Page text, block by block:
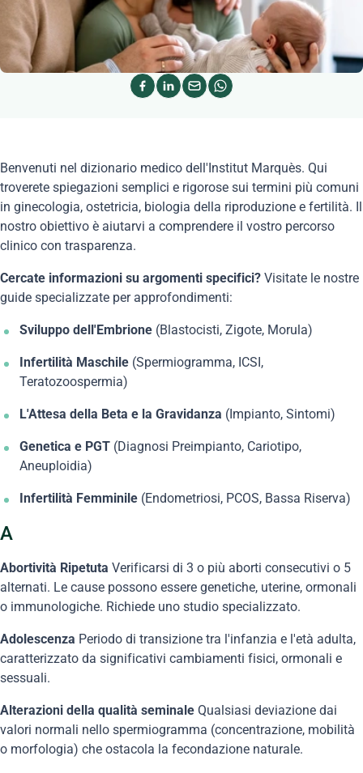
Benvenuti nel dizionario medico dell'Institut Marquès. Qui
troverete spiegazioni semplici e rigorose sui termini più comuni
in ginecologia, ostetricia, biologia della riproduzione e fertilità. Il
nostro obiettivo è aiutarvi a comprendere il vostro percorso
clinico con trasparenza.
Cercate informazioni su argomenti specifici? Visitate le nostre
guide specializzate per approfondimenti:
Sviluppo dell'Embrione (Blastocisti, Zigote, Morula)
Infertilità Maschile (Spermiogramma, ICSI,
Teratozoospermia)
L'Attesa della Beta e la Gravidanza (Impianto, Sintomi)
Genetica e PGT (Diagnosi Preimpianto, Cariotipo,
Aneuploidia)
Infertilità Femminile (Endometriosi, PCOS, Bassa Riserva)
A
Abortività Ripetuta Verificarsi di 3 o più aborti consecutivi o 5
alternati. Le cause possono essere genetiche, uterine, ormonali
o immunologiche. Richiede uno studio specializzato.
Adolescenza Periodo di transizione tra l'infanzia e l'età adulta,
caratterizzato da significativi cambiamenti fisici, ormonali e
sessuali.
Alterazioni della qualità seminale Qualsiasi deviazione dai
valori normali nello spermiogramma (concentrazione, mobilità
o morfologia) che ostacola la fecondazione naturale.